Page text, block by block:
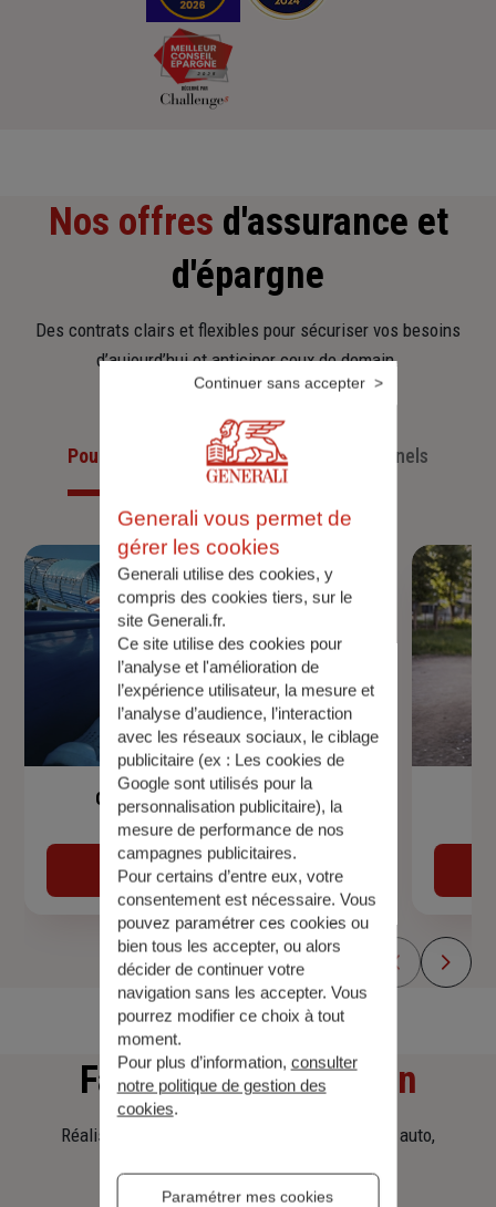
Nos offres d'assurance et
d'épargne
Des contrats clairs et flexibles pour sécuriser vos besoins
d’aujourd’hui et anticiper ceux de demain.
Pour les particuliersPour les professionnels
Garantie Accidents de la Vie
Découvrir
Faitesune simulation
Réalisez une simulation tarifaire d'assurance, auto,
Generali vous permet de
gérer les cookies
Generali utilise des cookies, y
compris des cookies tiers, sur le
site Generali.fr.
Ce site utilise des cookies pour
l’analyse et l'amélioration de
l’expérience utilisateur, la mesure et
l’analyse d’audience, l’interaction
avec les réseaux sociaux, le ciblage
publicitaire (ex : Les cookies de
Google sont utilisés pour la
personnalisation publicitaire), la
mesure de performance de nos
campagnes publicitaires.
Pour certains d’entre eux, votre
consentement est nécessaire. Vous
pouvez paramétrer ces cookies ou
bien tous les accepter, ou alors
décider de continuer votre
navigation sans les accepter. Vous
pourrez modifier ce choix à tout
moment.
Pour plus d’information, consulter
notre politique de gestion des
cookies.
Paramétrer mes cookies
Continuer sans accepter